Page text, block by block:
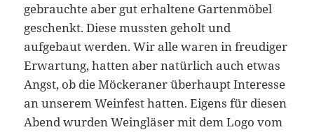
gebrauchte aber gut erhaltene Gartenmöbel
geschenkt. Diese mussten geholt und
aufgebaut werden. Wir alle waren in freudiger
Erwartung, hatten aber natürlich auch etwas
Angst, ob die Möckeraner überhaupt Interesse
an unserem Weinfest hatten. Eigens für diesen
Abend wurden Weingläser mit dem Logo vom